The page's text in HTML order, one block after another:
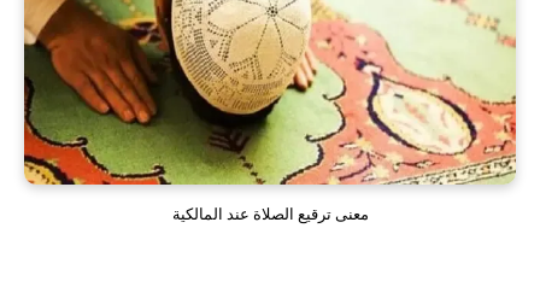
معنى ترقيع الصلاة عند المالكية